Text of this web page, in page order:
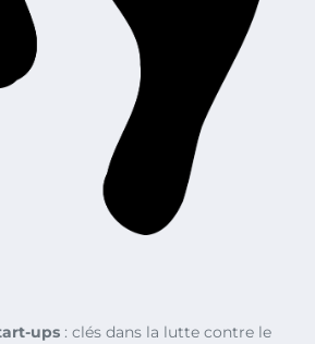
ups : clés dans la lutte contre le